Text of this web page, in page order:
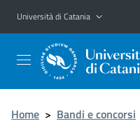
Vai al contenuto principale
Vai al menu di navigazione
Università di Catania
Home > Bandi e concorsi